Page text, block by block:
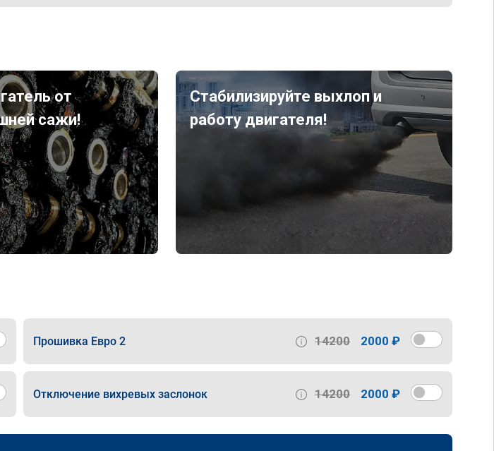
от
сажи!
Стабилизируйте выхлоп и
работу двигателя!
Прошивка Евро 2 14200 2000 ₽
Отключение вихревых заслонок 14200 2000 ₽